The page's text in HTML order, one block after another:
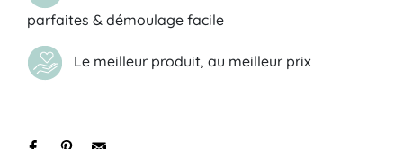
parfaites & démoulage facile
Le meilleur produit, au meilleur prix